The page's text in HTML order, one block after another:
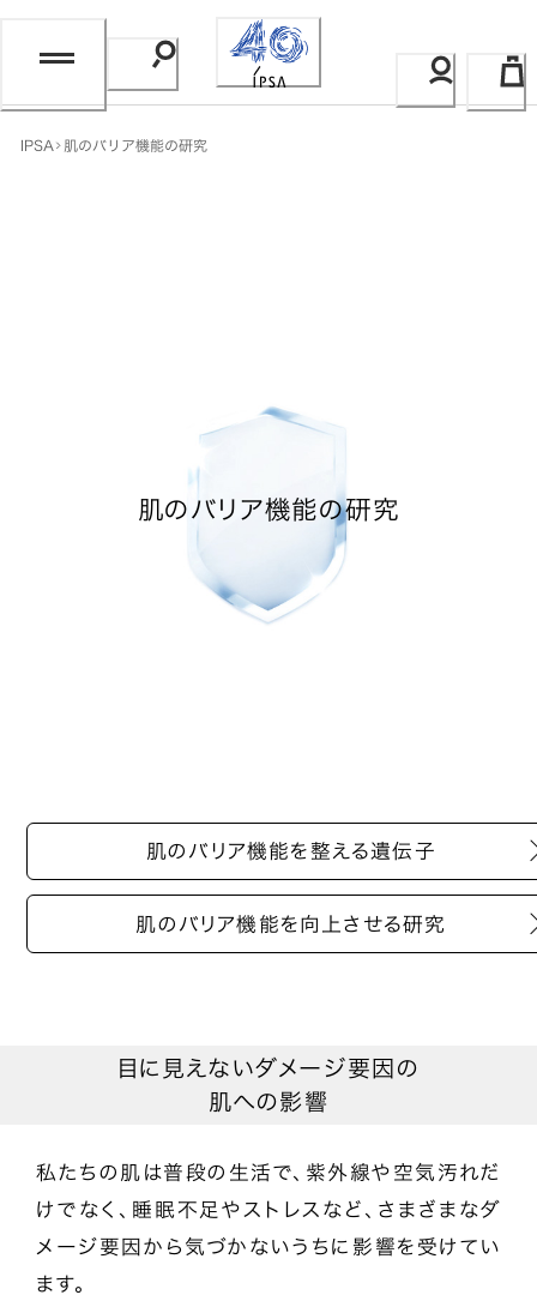
IPSA 肌のバリア機能の研究
肌のバリア機能の研究
肌のバリア機能を整える遺伝子
肌のバリア機能を向上させる研究
目に見えないダメージ要因の
肌への影響
私たちの肌は普段の生活で、紫外線や空気汚れだ
けでなく、睡眠不足やストレスなど、さまざまなダ
メージ要因から気づかないうちに影響を受けてい
ます。